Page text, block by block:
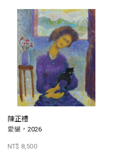
陳正禮
愛貓，2026
NT$ 8,500